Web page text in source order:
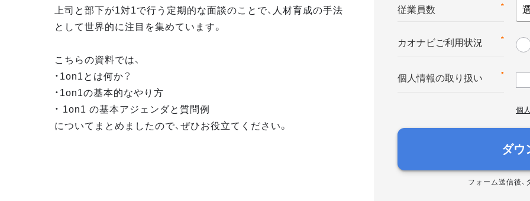
上司と部下が1対1で行う定期的な面談のことで、人材育成の手法
として世界的に注目を集めています。
こちらの資料では、
・1on1とは何か？
・1on1の基本的なやり方
・ 1on1 の基本アジェンダと質問例
についてまとめましたので、ぜひお役立てください。
*
従業員数
*
カオナビご利用状況
*
個人情報の取り扱い
個
ダウ
フォーム送信後